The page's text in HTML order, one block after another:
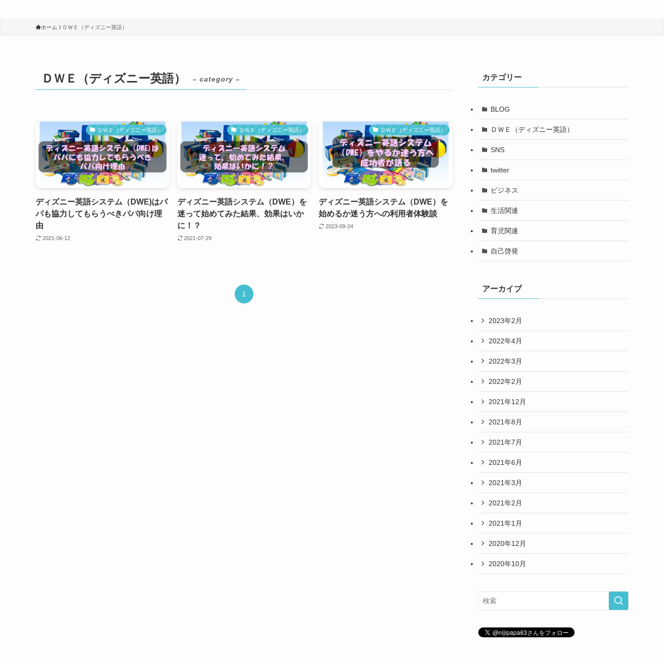
ホーム ＤＷＥ（ディズニー英語）
ＤＷＥ（ディズニー英語） – category –
ＤＷＥ（ディズニー英語）
ディズニー英語システム（DWE)はパ
パも協力してもらうべきパパ向け理
由
2021-06-12
ＤＷＥ（ディズニー英語）
ディズニー英語システム（DWE）を
迷って始めてみた結果、効果はいか
に！？
2021-07-29
ＤＷＥ（ディズニー英語）
ディズニー英語システム（DWE）を
始めるか迷う方への利用者体験談
2023-09-24
1
カテゴリー
BLOG
ＤＷＥ（ディズニー英語）
SNS
twitter
ビジネス
生活関連
育児関連
自己啓発
アーカイブ
2023年2月
2022年4月
2022年3月
2022年2月
2021年12月
2021年8月
2021年7月
2021年6月
2021年3月
2021年2月
2021年1月
2020年12月
2020年10月